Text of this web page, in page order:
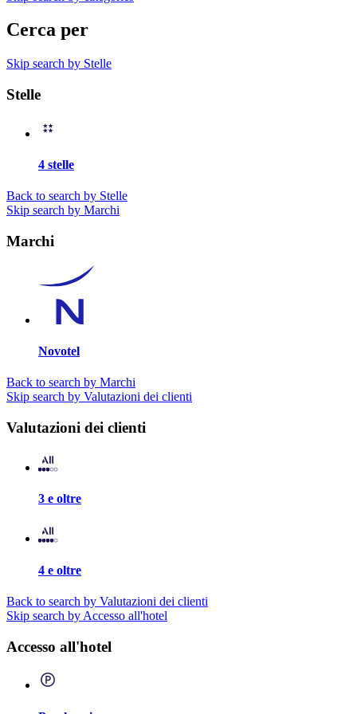
Cerca per
Skip search by Stelle
Stelle
4 stelle
Back to search by Stelle
Skip search by Marchi
Marchi
Novotel
Back to search by Marchi
Skip search by Valutazioni dei clienti
Valutazioni dei clienti
3 e oltre
4 e oltre
Back to search by Valutazioni dei clienti
Skip search by Accesso all'hotel
Accesso all'hotel